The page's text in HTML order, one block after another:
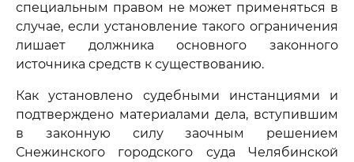
специальным правом не может применяться в
случае, если установление такого ограничения
лишает должника основного законного
источника средств к существованию.
Как установлено судебными инстанциями и
подтверждено материалами дела, вступившим
в законную силу заочным решением
Снежинского городского суда Челябинской